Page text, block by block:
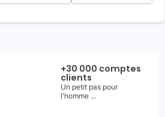
+30 000 comptes
clients
Un petit pas pour
l'homme ...